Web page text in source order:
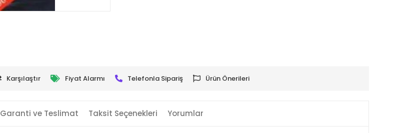
Karşılaştır Fiyat Alarmı Telefonla Sipariş Ürün Önerileri
Garanti ve Teslimat Taksit Seçenekleri Yorumlar